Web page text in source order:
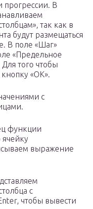
прогрессии. В
так как в
будут размещаться
В поле «Шаг»
«Предельное
того чтобы
«OK».
с
функции
выражение
с
чтобы вывести